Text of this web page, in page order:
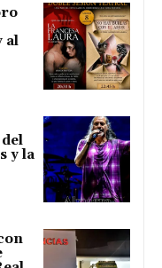
al
y la